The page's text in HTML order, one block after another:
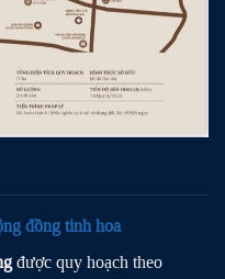
đồng tinh hoa
được quy hoạch theo